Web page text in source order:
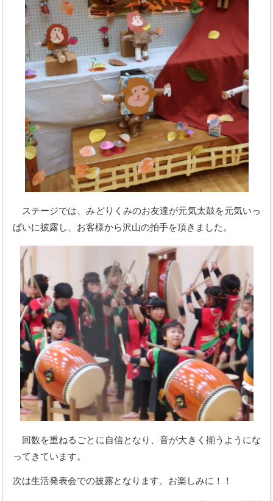
ステージでは、みどりくみのお友達が元気太鼓を元気いっ
ぱいに披露し、お客様から沢山の拍手を頂きました。
回数を重ねるごとに自信となり、音が大きく揃うようにな
ってきています。
次は生活発表会での披露となります。お楽しみに！！